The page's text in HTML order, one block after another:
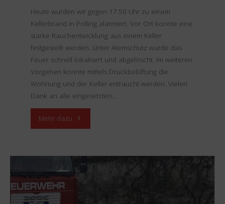
Heute wurden wir gegen 17.50 Uhr zu einem
Kellerbrand in Polling alarmiert. Vor Ort konnte eine
starke Rauchentwicklung aus einem Keller
festgestellt werden. Unter Atemschutz wurde das
Feuer schnell lokalisert und abgelöscht. Im weiteren
Vorgehen konnte mittels Druckbelüftung die
Wohnung und der Keller entraucht werden. Vielen
Dank an alle eingesetzten…
Mehr dazu "Einsatz
–
Brand